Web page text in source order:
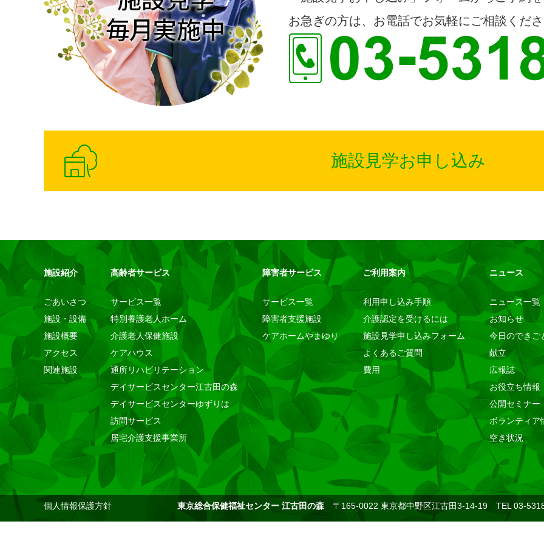
お急ぎの方は、お電話でお気軽にご相談くだ
施設見学お申し込み
施設紹介
ごあいさつ
施設・設備
施設概要
アクセス
関連施設
高齢者サービス
サービス一覧
特別養護老人ホーム
介護老人保健施設
ケアハウス
通所リハビリテーション
デイサービスセンター江古田の森
デイサービスセンターゆずりは
訪問サービス
居宅介護支援事業所
障害者サービス
サービス一覧
障害者支援施設
ケアホームやまゆり
ご利用案内
利用申し込み手順
介護認定を受けるには
施設見学申し込みフォーム
よくあるご質問
費用
ニュース
ニュース一覧
お知らせ
今日のできご
献立
広報誌
お役立ち情報
公開セミナー
ボランティア
空き状況
個人情報保護方針 東京総合保健福祉センター 江古田の森 〒165-0022 東京都中野区江古田3-14-19 TEL 03-